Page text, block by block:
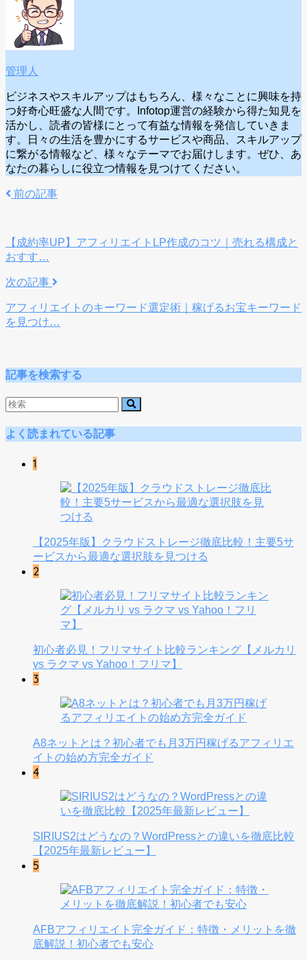
管理人
ビジネスやスキルアップはもちろん、様々なことに興味を持
つ好奇心旺盛な人間です。Infotop運営の経験から得た知見を
活かし、読者の皆様にとって有益な情報を発信していきま
す。日々の生活を豊かにするサービスや商品、スキルアップ
に繋がる情報など、様々なテーマでお届けします。ぜひ、あ
なたの暮らしに役立つ情報を見つけてください。
前の記事
【成約率UP】アフィリエイトLP作成のコツ｜売れる構成と
おすす…
次の記事
アフィリエイトのキーワード選定術｜稼げるお宝キーワード
を見つけ…
記事を検索する
よく読まれている記事
1
【2025年版】クラウドストレージ徹底比較！主要5サ
ービスから最適な選択肢を見つける
2
初心者必見！フリマサイト比較ランキング【メルカリ
vs ラクマ vs Yahoo！フリマ】
3
A8ネットとは？初心者でも月3万円稼げるアフィリエ
イトの始め方完全ガイド
4
SIRIUS2はどうなの？WordPressとの違いを徹底比較
【2025年最新レビュー】
5
AFBアフィリエイト完全ガイド：特徴・メリットを徹
底解説！初心者でも安心